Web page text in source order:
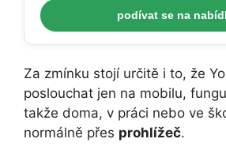
podívat se na
Za zmínku stojí určitě i to, že
poslouchat jen na mobilu,
takže doma, v práci nebo ve
normálně přes prohlížeč.